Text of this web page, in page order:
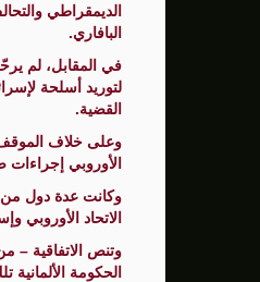
الديمقراطي
البافاري.
في المقابل، لم
لتوريد أسلحة
القضية.
وعلى خلاف الموقف
الأوروبي
وكانت عدة دول من
الاتحاد
وتنص الاتفاقية –
الحكومة